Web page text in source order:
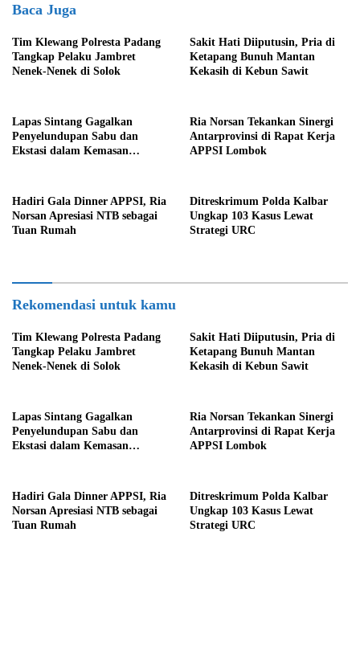
Baca Juga
Tim Klewang Polresta Padang
Tangkap Pelaku Jambret
Nenek-Nenek di Solok
Sakit Hati Diiputusin, Pria di
Ketapang Bunuh Mantan
Kekasih di Kebun Sawit
Lapas Sintang Gagalkan
Penyelundupan Sabu dan
Ekstasi dalam Kemasan
Ria Norsan Tekankan Sinergi
Antarprovinsi di Rapat Kerja
APPSI Lombok
Hadiri Gala Dinner APPSI, Ria
Norsan Apresiasi NTB sebagai
Tuan Rumah
Ditreskrimum Polda Kalbar
Ungkap 103 Kasus Lewat
Strategi URC
Rekomendasi untuk kamu
Tim Klewang Polresta Padang
Tangkap Pelaku Jambret
Nenek-Nenek di Solok
Sakit Hati Diiputusin, Pria di
Ketapang Bunuh Mantan
Kekasih di Kebun Sawit
Lapas Sintang Gagalkan
Penyelundupan Sabu dan
Ekstasi dalam Kemasan
Ria Norsan Tekankan Sinergi
Antarprovinsi di Rapat Kerja
APPSI Lombok
Hadiri Gala Dinner APPSI, Ria
Norsan Apresiasi NTB sebagai
Tuan Rumah
Ditreskrimum Polda Kalbar
Ungkap 103 Kasus Lewat
Strategi URC